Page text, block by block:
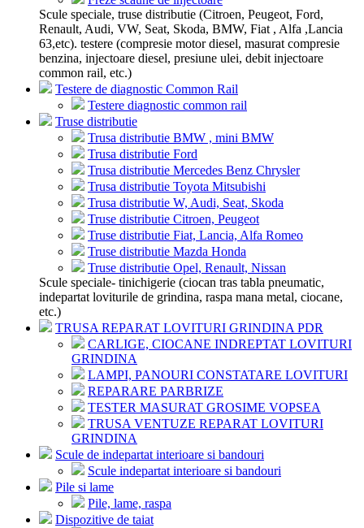
Scule speciale, truse distributie (Citroen, Peugeot, Ford,
Renault, Audi, VW, Seat, Skoda, BMW, Fiat , Alfa ,Lancia
63,etc). testere (compresie motor diesel, masurat compresie
benzina, injectoare diesel, presiune ulei, debit injectoare
common rail, etc.)
Testere de diagnostic Common Rail
Testere diagnostic common rail
Truse distributie
Trusa distributie BMW , mini BMW
Trusa distributie Ford
Trusa distributie Mercedes Benz Chrysler
Trusa distributie Toyota Mitsubishi
Trusa distributie W, Audi, Seat, Skoda
Truse distributie Citroen, Peugeot
Truse distributie Fiat, Lancia, Alfa Romeo
Truse distributie Mazda Honda
Truse distributie Opel, Renault, Nissan
Scule speciale- tinichigerie (ciocan tras tabla pneumatic,
indepartat loviturile de grindina, raspa mana metal, ciocane,
etc.)
TRUSA REPARAT LOVITURI GRINDINA PDR
CARLIGE, CIOCANE INDREPTAT LOVITURI
GRINDINA
LAMPI, PANOURI CONSTATARE LOVITURI
REPARARE PARBRIZE
TESTER MASURAT GROSIME VOPSEA
TRUSA VENTUZE REPARAT LOVITURI
GRINDINA
Scule de indepartat interioare si bandouri
Scule indepartat interioare si bandouri
Pile si lame
Pile, lame, raspa
Dispozitive de taiat